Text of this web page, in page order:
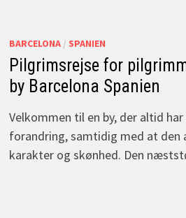
BARCELONA/ SPANIEN
Pilgrimsrejse for
by Barcelona Spanien
Velkommen til en by, der altid
forandring, samtidig med at den
karakter og skønhed. Den